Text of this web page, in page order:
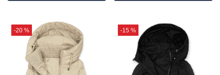
-20 % -15 %